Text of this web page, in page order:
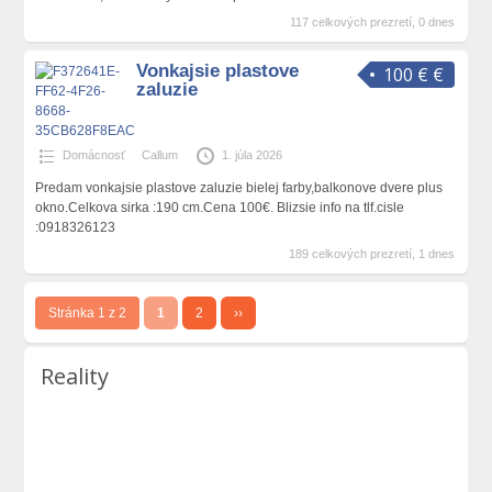
117 celkových prezretí, 0 dnes
100 € €
Vonkajsie plastove
zaluzie
Domácnosť Callum 1. júla 2026
Predam vonkajsie plastove zaluzie bielej farby,balkonove dvere plus
okno.Celkova sirka :190 cm.Cena 100€. Blizsie info na tlf.cisle
:0918326123
189 celkových prezretí, 1 dnes
Stránka 1 z 2 1 2 ››
Reality